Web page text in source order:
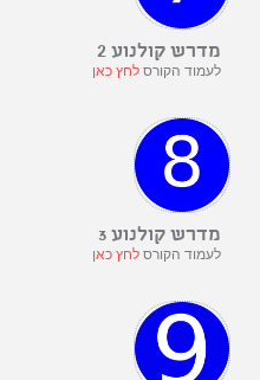
מדרש קולנוע 2
לעמוד הקורסלחץ כאן
מדרש קולנוע 3
לעמוד הקורסלחץ כאן